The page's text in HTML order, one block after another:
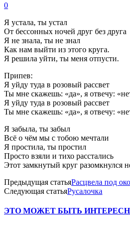
0
Я устала, ты устал
От бессонных ночей друг без друга
Я не знала, ты не знал
Как нам выйти из этого круга.
Я решила уйти, ты меня отпусти.
Припев:
Я уйду туда в розовый рассвет
Ты мне скажешь: «да», я отвечу:
Я уйду туда в розовый рассвет
Ты мне скажешь: «да», я отвечу:
Я забыла, ты забыл
Всё о чём мы с тобою мечтали
Я простила, ты простил
Просто взяли и тихо расстались
Этот замкнутый круг разомкнулся
Предыдущая статьяРасцвела под
Следующая статьяРусалочка
ЭТО МОЖЕТ БЫТЬ